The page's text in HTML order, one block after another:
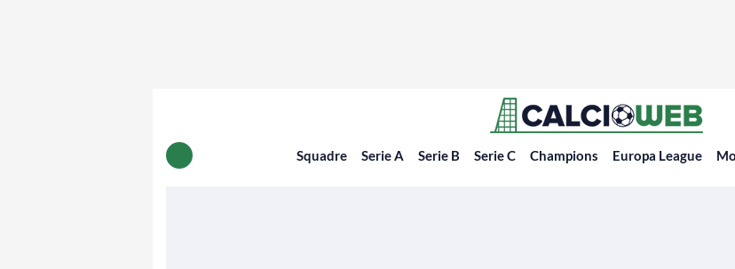
Squadre Serie A Serie B Serie C Champions Europa League